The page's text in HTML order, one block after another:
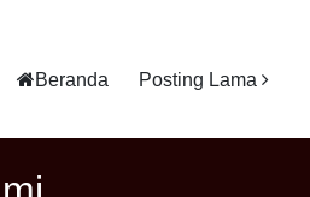
Posting Lama
Beranda